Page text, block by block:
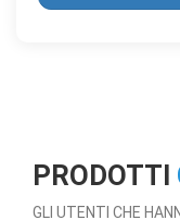
PRODOTTI
GLI UTENTI CHE